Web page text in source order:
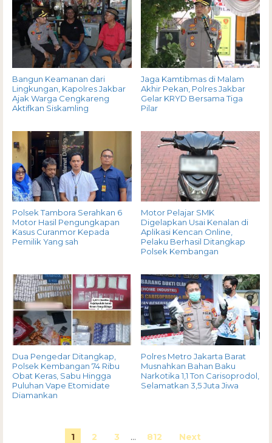
Bangun Keamanan dari
Lingkungan, Kapolres Jakbar
Ajak Warga Cengkareng
Aktifkan Siskamling
Jaga Kamtibmas di Malam
Akhir Pekan, Polres Jakbar
Gelar KRYD Bersama Tiga
Pilar
Polsek Tambora Serahkan 6
Motor Hasil Pengungkapan
Kasus Curanmor Kepada
Pemilik Yang sah
Motor Pelajar SMK
Digelapkan Usai Kenalan di
Aplikasi Kencan Online,
Pelaku Berhasil Ditangkap
Polsek Kembangan
Dua Pengedar Ditangkap,
Polsek Kembangan 74 Ribu
Obat Keras, Sabu Hingga
Puluhan Vape Etomidate
Diamankan
Polres Metro Jakarta Barat
Musnahkan Bahan Baku
Narkotika 1,1 Ton Carisoprodol,
Selamatkan 3,5 Juta Jiwa
1 2 3 … 812 Next